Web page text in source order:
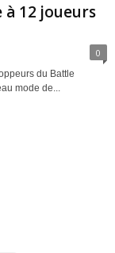
à 12 joueurs
0
du Battle
mode de...